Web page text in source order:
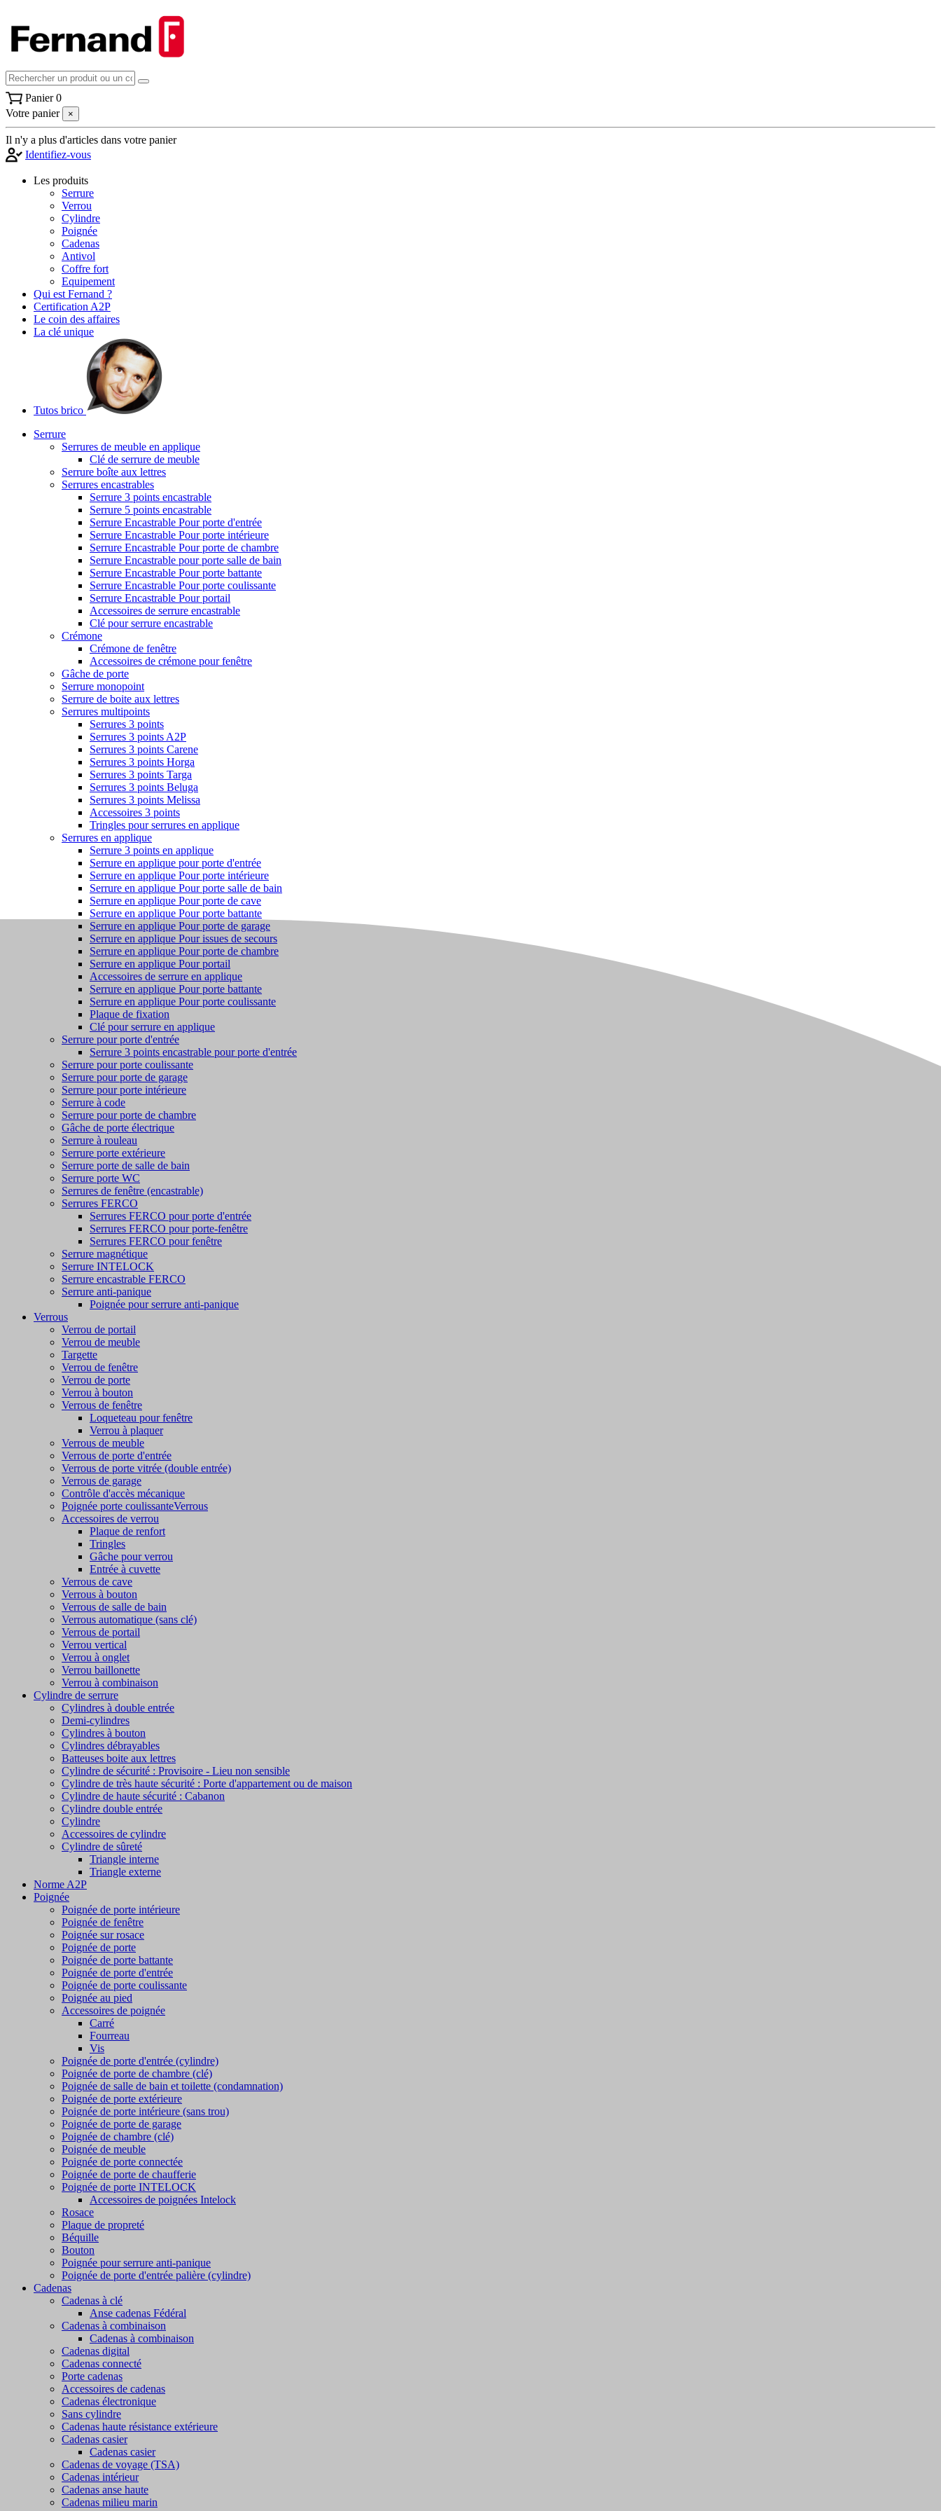
Panier 0
Votre panier
×
Il n'y a plus d'articles dans votre panier
Identifiez-vous
Les produits
Serrure
Verrou
Cylindre
Poignée
Cadenas
Antivol
Coffre fort
Equipement
Qui est Fernand ?
Certification A2P
Le coin des affaires
La clé unique
Tutos brico
Serrure
Serrures de meuble en applique
Clé de serrure de meuble
Serrure boîte aux lettres
Serrures encastrables
Serrure 3 points encastrable
Serrure 5 points encastrable
Serrure Encastrable Pour porte d'entrée
Serrure Encastrable Pour porte intérieure
Serrure Encastrable Pour porte de chambre
Serrure Encastrable pour porte salle de bain
Serrure Encastrable Pour porte battante
Serrure Encastrable Pour porte coulissante
Serrure Encastrable Pour portail
Accessoires de serrure encastrable
Clé pour serrure encastrable
Crémone
Crémone de fenêtre
Accessoires de crémone pour fenêtre
Gâche de porte
Serrure monopoint
Serrure de boite aux lettres
Serrures multipoints
Serrures 3 points
Serrures 3 points A2P
Serrures 3 points Carene
Serrures 3 points Horga
Serrures 3 points Targa
Serrures 3 points Beluga
Serrures 3 points Melissa
Accessoires 3 points
Tringles pour serrures en applique
Serrures en applique
Serrure 3 points en applique
Serrure en applique pour porte d'entrée
Serrure en applique Pour porte intérieure
Serrure en applique Pour porte salle de bain
Serrure en applique Pour porte de cave
Serrure en applique Pour porte battante
Serrure en applique Pour porte de garage
Serrure en applique Pour issues de secours
Serrure en applique Pour porte de chambre
Serrure en applique Pour portail
Accessoires de serrure en applique
Serrure en applique Pour porte battante
Serrure en applique Pour porte coulissante
Plaque de fixation
Clé pour serrure en applique
Serrure pour porte d'entrée
Serrure 3 points encastrable pour porte d'entrée
Serrure pour porte coulissante
Serrure pour porte de garage
Serrure pour porte intérieure
Serrure à code
Serrure pour porte de chambre
Gâche de porte électrique
Serrure à rouleau
Serrure porte extérieure
Serrure porte de salle de bain
Serrure porte WC
Serrures de fenêtre (encastrable)
Serrures FERCO
Serrures FERCO pour porte d'entrée
Serrures FERCO pour porte-fenêtre
Serrures FERCO pour fenêtre
Serrure magnétique
Serrure INTELOCK
Serrure encastrable FERCO
Serrure anti-panique
Poignée pour serrure anti-panique
Verrous
Verrou de portail
Verrou de meuble
Targette
Verrou de fenêtre
Verrou de porte
Verrou à bouton
Verrous de fenêtre
Loqueteau pour fenêtre
Verrou à plaquer
Verrous de meuble
Verrous de porte d'entrée
Verrous de porte vitrée (double entrée)
Verrous de garage
Contrôle d'accès mécanique
Poignée porte coulissanteVerrous
Accessoires de verrou
Plaque de renfort
Tringles
Gâche pour verrou
Entrée à cuvette
Verrous de cave
Verrous à bouton
Verrous de salle de bain
Verrous automatique (sans clé)
Verrous de portail
Verrou vertical
Verrou à onglet
Verrou baillonette
Verrou à combinaison
Cylindre de serrure
Cylindres à double entrée
Demi-cylindres
Cylindres à bouton
Cylindres débrayables
Batteuses boite aux lettres
Cylindre de sécurité : Provisoire - Lieu non sensible
Cylindre de très haute sécurité : Porte d'appartement ou de maison
Cylindre de haute sécurité : Cabanon
Cylindre double entrée
Cylindre
Accessoires de cylindre
Cylindre de sûreté
Triangle interne
Triangle externe
Norme A2P
Poignée
Poignée de porte intérieure
Poignée de fenêtre
Poignée sur rosace
Poignée de porte
Poignée de porte battante
Poignée de porte d'entrée
Poignée de porte coulissante
Poignée au pied
Accessoires de poignée
Carré
Fourreau
Vis
Poignée de porte d'entrée (cylindre)
Poignée de porte de chambre (clé)
Poignée de salle de bain et toilette (condamnation)
Poignée de porte extérieure
Poignée de porte intérieure (sans trou)
Poignée de porte de garage
Poignée de chambre (clé)
Poignée de meuble
Poignée de porte connectée
Poignée de porte de chaufferie
Poignée de porte INTELOCK
Accessoires de poignées Intelock
Rosace
Plaque de propreté
Béquille
Bouton
Poignée pour serrure anti-panique
Poignée de porte d'entrée palière (cylindre)
Cadenas
Cadenas à clé
Anse cadenas Fédéral
Cadenas à combinaison
Cadenas à combinaison
Cadenas digital
Cadenas connecté
Porte cadenas
Accessoires de cadenas
Cadenas électronique
Sans cylindre
Cadenas haute résistance extérieure
Cadenas casier
Cadenas casier
Cadenas de voyage (TSA)
Cadenas intérieur
Cadenas anse haute
Cadenas milieu marin